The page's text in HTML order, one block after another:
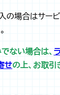
の場合はサー
ない場合は、
せの上、お取